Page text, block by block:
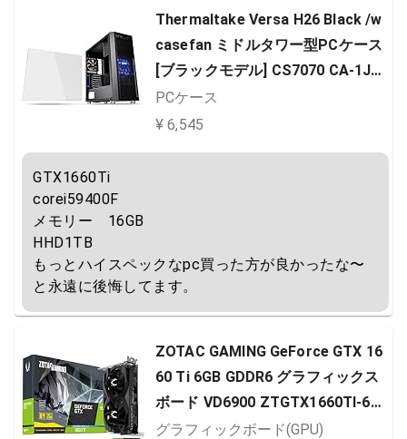
Thermaltake Versa H26 Black /w
casefan ミドルタワー型PCケース
[ブラックモデル] CS7070 CA-1J5-
00M1WN-01
PCケース
¥ 6,545
GTX1660Ti
corei59400F
メモリー　16GB
HHD1TB
もっとハイスペックなpc買った方が良かったな〜
と永遠に後悔してます。
ZOTAC GAMING GeForce GTX 16
60 Ti 6GB GDDR6 グラフィックス
ボード VD6900 ZTGTX1660TI-6G
B
グラフィックボード(GPU)